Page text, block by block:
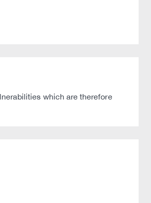
which are therefore